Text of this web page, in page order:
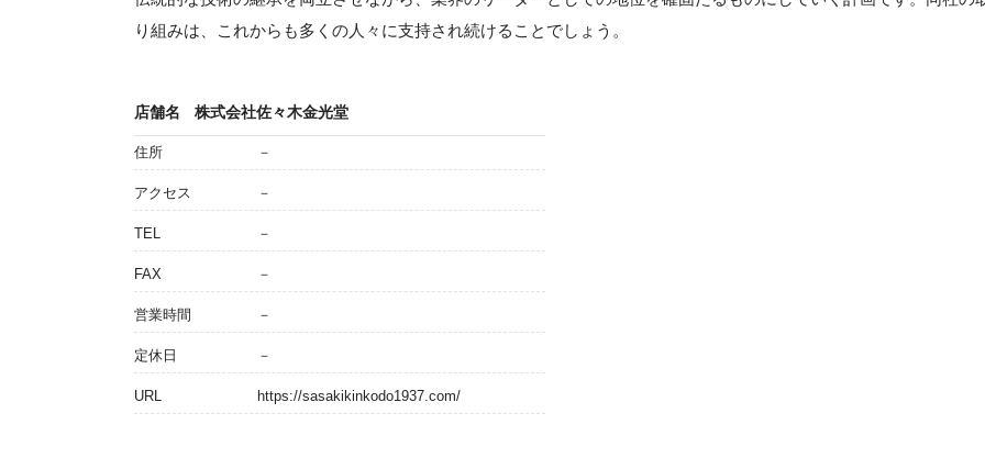
り組みは、これからも多くの人々に支持され続けることでしょう。
店舗名 株式会社佐々木金光堂
住所 －
アクセス －
TEL －
FAX －
営業時間 －
定休日 －
URL https://sasakikinkodo1937.com/